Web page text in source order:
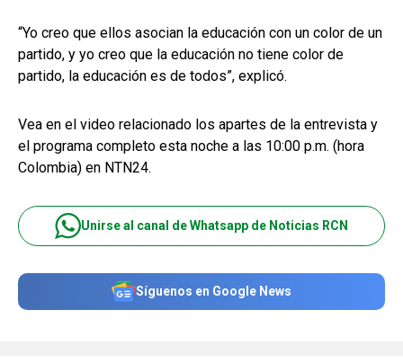
“Yo creo que ellos asocian la educación con un color de un
partido, y yo creo que la educación no tiene color de
partido, la educación es de todos”, explicó.
Vea en el video relacionado los apartes de la entrevista y
el programa completo esta noche a las 10:00 p.m. (hora
Colombia) en NTN24.
Unirse al canal de Whatsapp de Noticias RCN
Síguenos en Google News